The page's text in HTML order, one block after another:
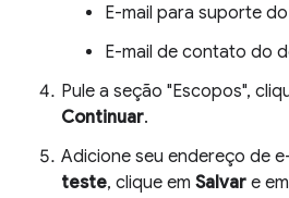
E-mail para suporte
E-mail de contato do
Pule a seção "Escopos",
Continuar.
Adicione seu endereço de
teste, clique em Salvar e em